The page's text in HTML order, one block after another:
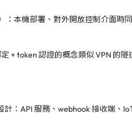
：本機部署、對外開放控制介面時
+ token 認證的概念類似 VPN 的隧
：API 服務、webhook 接收端、